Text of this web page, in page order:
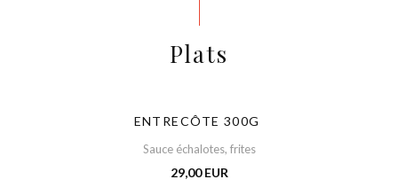
Plats
ENTRECÔTE 300G
Sauce échalotes, frites
29,00 EUR